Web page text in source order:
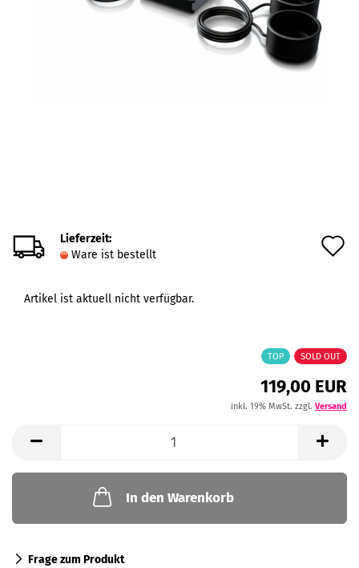
Lieferzeit:
Ware ist bestellt
Artikel ist aktuell nicht verfügbar.
TOP SOLD OUT
119,00 EUR
inkl. 19% MwSt. zzgl. Versand
In den Warenkorb
Frage zum Produkt